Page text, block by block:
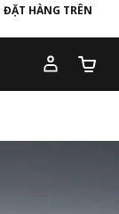
HÀNG TRÊN
Số